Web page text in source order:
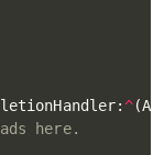
:^(
here.